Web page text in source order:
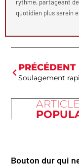
rythme, partageant
quotidien plus serein
PRÉCÉDENT
Bouton dur qui